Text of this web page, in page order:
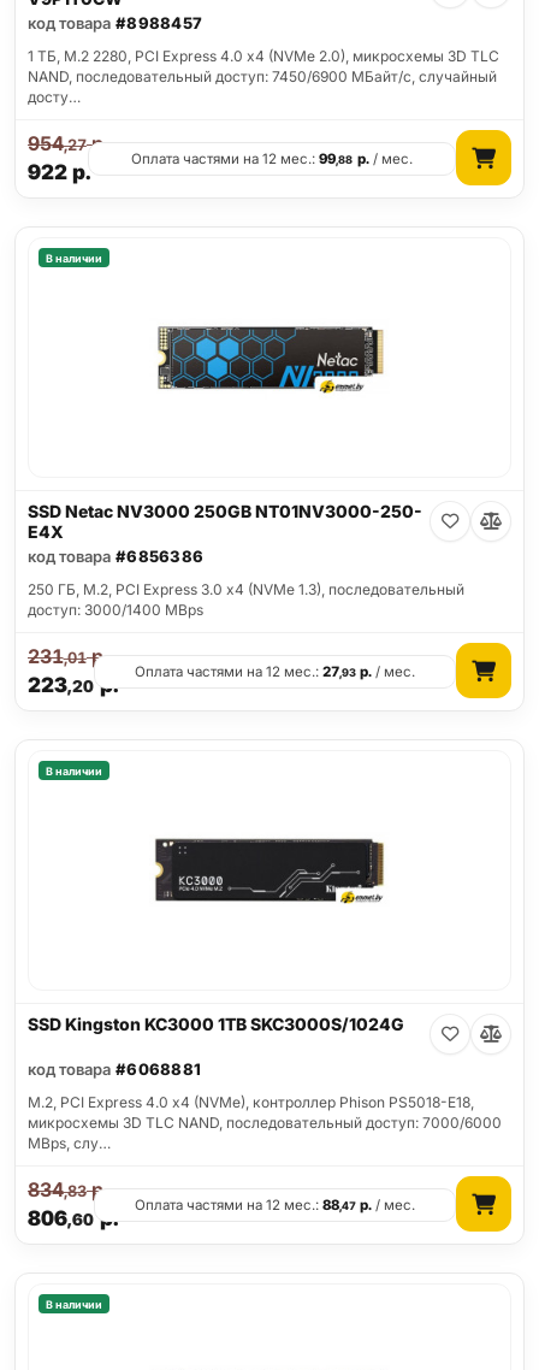
код товара #8988457
1 ТБ, M.2 2280, PCI Express 4.0 x4 (NVMe 2.0), микросхемы 3D TLC
NAND, последовательный доступ: 7450/6900 МБайт/с, случайный
досту…
922р.
954,27р.
Оплата частями на 12 мес.:99,88 р./ мес.
В наличии
SSD Netac NV3000 250GB NT01NV3000-250-
E4X
код товара #6856386
250 ГБ, M.2, PCI Express 3.0 x4 (NVMe 1.3), последовательный
доступ: 3000/1400 MBps
223,20р.
231,01р.
Оплата частями на 12 мес.:27,93 р. / мес.
В наличии
SSD Kingston KC3000 1TB SKC3000S/1024G
код товара #6068881
M.2, PCI Express 4.0 x4 (NVMe), контроллер Phison PS5018-E18,
микросхемы 3D TLC NAND, последовательный доступ: 7000/6000
MBps, слу…
806,60р.
834,83р.
Оплата частями на 12 мес.:88,47 р. / мес.
В наличии